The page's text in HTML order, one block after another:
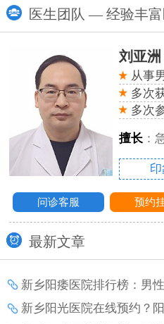
医生团队 — 经验丰
刘亚洲
从事
多次
多次
擅长 ：
问诊客服 预约
最新文章
新乡阳痿医院排行榜：男
新乡阳光医院在线预约？